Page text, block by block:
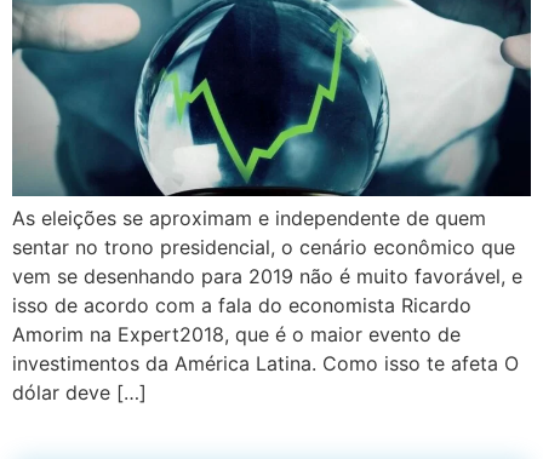
As eleições se aproximam e independente de quem
sentar no trono presidencial, o cenário econômico que
vem se desenhando para 2019 não é muito favorável, e
isso de acordo com a fala do economista Ricardo
Amorim na Expert2018, que é o maior evento de
investimentos da América Latina. Como isso te afeta O
dólar deve […]